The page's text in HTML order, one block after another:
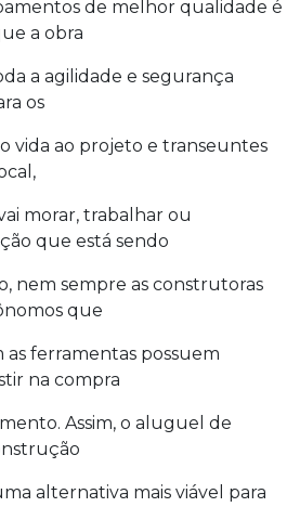
de melhor qualidade é
a obra
a agilidade e segurança
os
vida ao projeto e transeuntes
morar, trabalhar ou
que está sendo
nem sempre as construtoras
que
ferramentas possuem
na compra
Assim, o aluguel de
alternativa mais viável para